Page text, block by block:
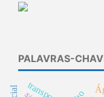
PALAVRAS-